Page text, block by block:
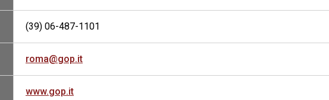
(39) 06-487-1101
roma@gop.it
www.gop.it